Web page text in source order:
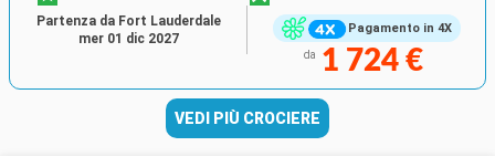
Pagamento in 4X
da 1 724 €
Partenza da Fort Lauderdale
mer 01 dic 2027
VEDI PIÙ CROCIERE